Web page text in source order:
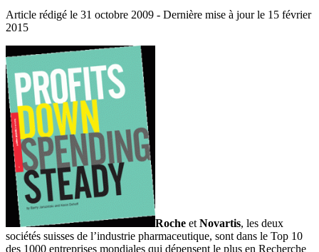
Article rédigé le 31 octobre 2009 - Dernière mise à jour le 15 février
2015
Roche et Novartis, les deux
sociétés suisses de l’industrie pharmaceutique, sont dans le Top 10
des 1000 entreprises mondiales qui dépensent le plus en Recherche